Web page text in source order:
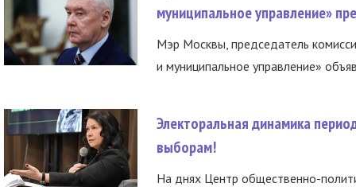
муниципальное управление»
Мэр Москвы, председатель
и муниципальное управление»
Электоральная динамика
выборам!
На днях Центр общественно-